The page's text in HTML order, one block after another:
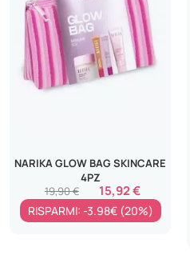
NARIKA GLOW BAG SKINCARE
4PZ
15,92 €
19,90 €
RISPARMI: -3.98€ (20%)